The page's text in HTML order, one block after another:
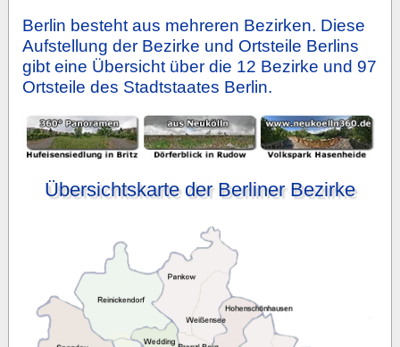
Berlin besteht aus mehreren Bezirken. Diese
Aufstellung der Bezirke und Ortsteile Berlins
gibt eine Übersicht über die 12 Bezirke und 97
Ortsteile des Stadtstaates Berlin.
Übersichtskarte der Berliner Bezirke